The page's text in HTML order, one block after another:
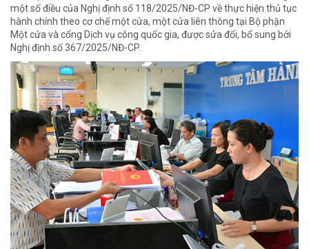
một số điều của Nghị định số 118/2025/NĐ-CP về thực hiện thủ tục
hành chính theo cơ chế một cửa, một cửa liên thông tại Bộ phận
Một cửa và cổng Dịch vụ công quốc gia, được sửa đổi, bổ sung bởi
Nghị định số 367/2025/NĐ-CP.